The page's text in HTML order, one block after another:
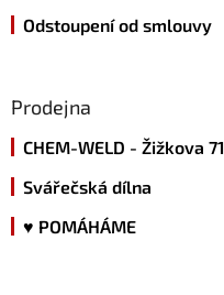
Odstoupení od smlouvy
Prodejna
CHEM-WELD - Žižkova
Svářečská dílna
♥ POMÁHÁME